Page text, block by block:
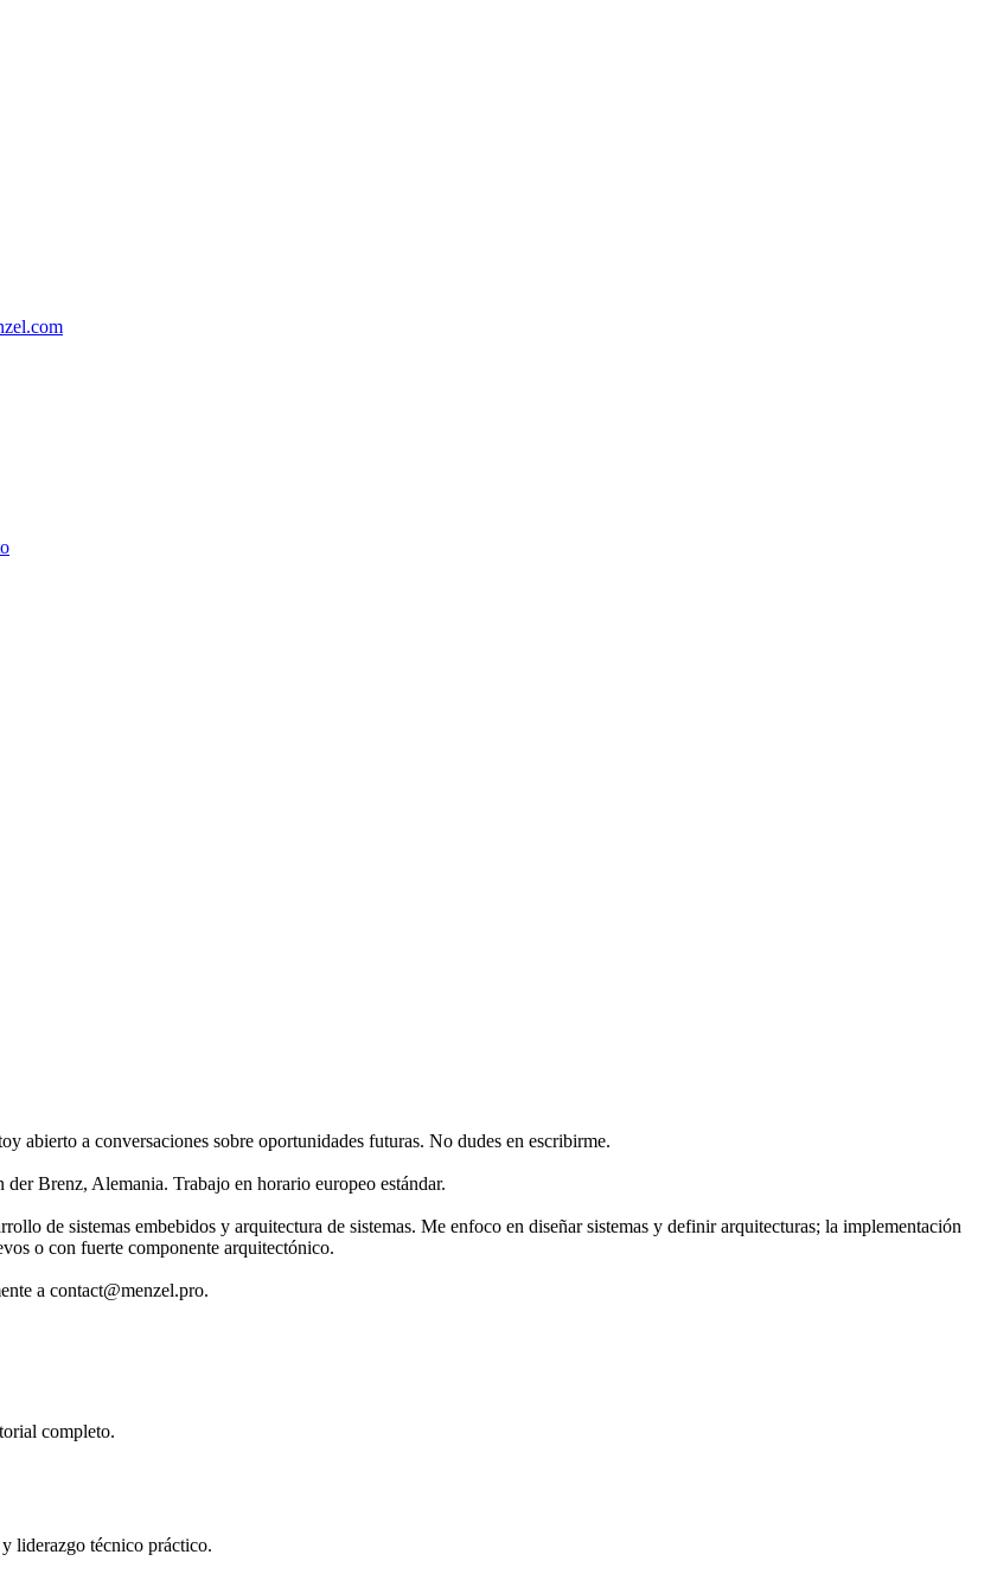
abierto a conversaciones sobre oportunidades futuras. No dudes en escribirme.
Brenz, Alemania. Trabajo en horario europeo estándar.
de sistemas embebidos y arquitectura de sistemas. Me enfoco en diseñar sistemas y definir arquitecturas; la implementación
o con fuerte componente arquitectónico.
a contact@menzel.pro.
completo.
liderazgo técnico práctico.